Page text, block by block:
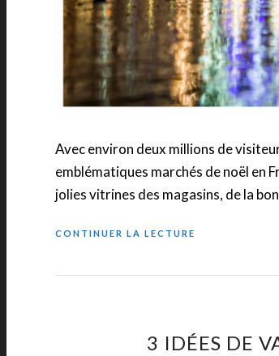
Avec environ deux millions de
emblématiques marchés de noël en
jolies vitrines des magasins, de la
CONTINUER LA LECTURE
3 IDÉES DE